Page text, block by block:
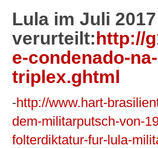
Lula im Juli
verurteilt:http://
e-condenado-
triplex.ghtml
-http://www.hart-
dem-militarputsch-von-
folterdiktatur-fur-lula-